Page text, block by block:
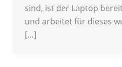
sind, ist der Laptop
und arbeitet für dieses
[…]